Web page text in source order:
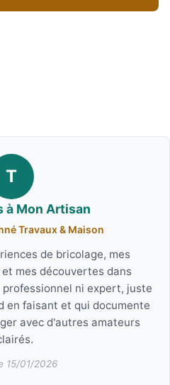
T
à Mon Artisan
Travaux & Maison
de bricolage, mes
mes découvertes dans
ni expert, juste
en faisant et qui documente
avec d'autres amateurs
15/01/2026